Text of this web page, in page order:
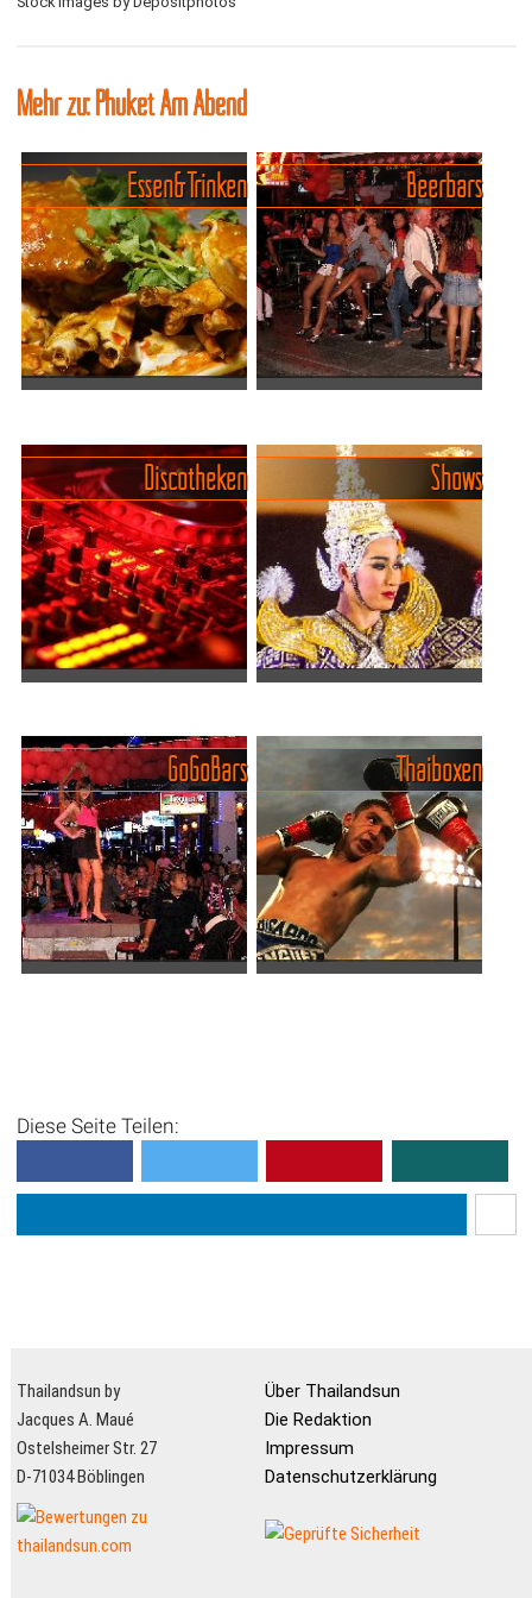
Mehr zu: Phuket Am Abend
Phuket
Zu Gast in Phuket zu sein,
geht einher mit der
regelmässigen Frage was
man am Abend essen
möchte. Bei einer Auswahl
von vielen hunderten
Lokalen allei...
Essen & Trinken
Patong
Zunächst sei dem Neuling
kurz erklärt, was der Begriff
Beerbar bedeutet. Natürlich
gibt es an den Beerbars
auch Bier, aber ausserdem
eine Grosszahl an...
Beerbars
Phukets
Du willst wissen, wo Phuket
wackelt? Dann schnall dich
an – denn Patongs
Nachtleben schläft nie. Ob
du auf Hip-Hop stehst, EDM
brauchst oder einfach n...
Discotheken
Erlebe die aufregende Welt
der Shows und Unterhaltung
auf Phuket! Von
atemberaubenden Ladyboy-
Performances über
faszinierende kulturelle
Darbietungen ...
Shows
und an so heiß ist wie das
Go...
GoGo Bars
stattfinden. Dies ist nicht
Thaiboxen
Diese Seite Teilen:
Thailandsun by
Jacques A. Maué
Ostelsheimer Str. 27
D-71034 Böblingen
Über Thailandsun
Die Redaktion
Impressum
Datenschutzerklärung